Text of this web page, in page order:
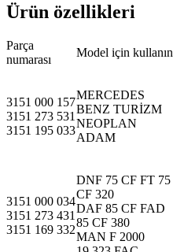
Ürün özellikleri
Parça
numarası
Model için kullanın
3151 000 157
3151 273 531
3151 195 033
MERCEDES
BENZ TURİZM
NEOPLAN
ADAM
3151 000 034
3151 273 431
3151 169 332
DNF 75 CF FT 75
CF 320
DAF 85 CF FAD
85 CF 380
MAN F 2000